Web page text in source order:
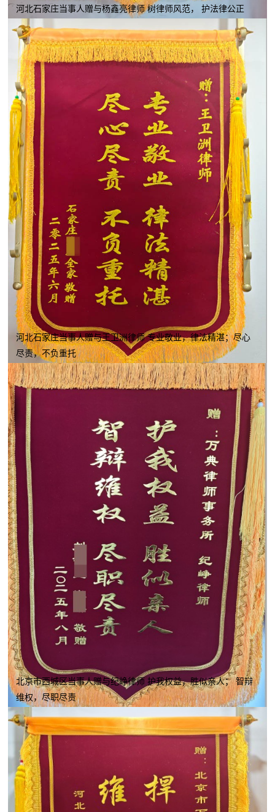
河北石家庄当事人赠与杨鑫亮律师 树律师风范， 护法律公正
河北石家庄当事人赠与王卫洲律师 专业敬业，律法精湛；尽心
尽责，不负重托
北京市西城区当事人赠与纪峥律师 护我权益，胜似亲人； 智辩
维权，尽职尽责